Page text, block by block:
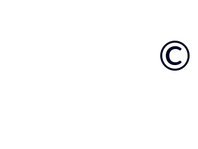
©